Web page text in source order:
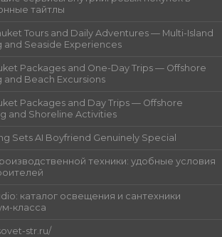
тайтлы
Tours and Daily Adventures — Multi-Island
and Seaside Experiences
Packages and One-Day Trips — Offshore
and Beach Excursions
Packages and Day Trips — Offshore
and Shoreline Activities
Sets AI Boyfriend Genuinely Special
техники: удобные условия
каталог освещения и сантехники
класса
str.ru/